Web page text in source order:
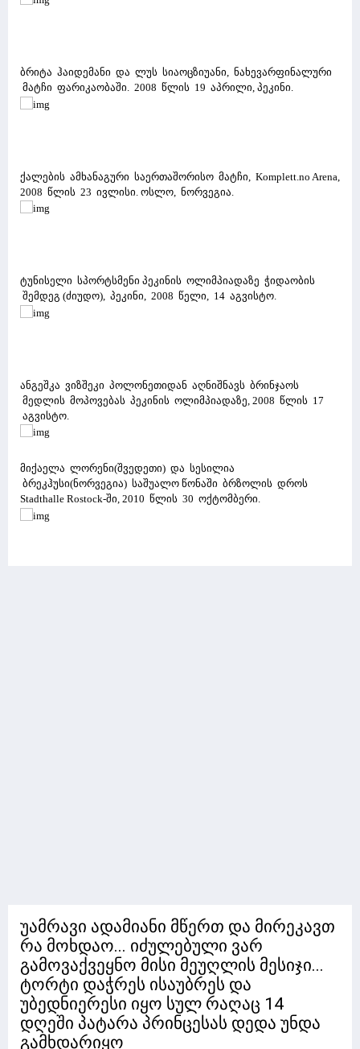
ბრიტა ჰაიდემანი და ლუს სიაოცზიუანი, ნახევარფინალური
მატჩი ფარიკაობაში. 2008 წლის 19 აპრილი, პეკინი.
ქალების ამხანაგური საერთაშორისო მატჩი, Komplett.no Arena,
2008 წლის 23 ივლისი. ოსლო, ნორვეგია.
ტუნისელი სპორტსმენი პეკინის ოლიმპიადაზე ჭიდაობის
შემდეგ (ძიუდო), პეკინი, 2008 წელი, 14 აგვისტო.
ანგეშკა ვიზშეკი პოლონეთიდან აღნიშნავს ბრინჯაოს
მედლის მოპოვებას პეკინის ოლიმპიადაზე, 2008 წლის 17
აგვისტო.
მიქაელა ლორენი(შვედეთი) და სესილია
ბრეკჰუსი(ნორვეგია) საშუალო წონაში ბრზოლის დროს
Stadthalle Rostock-ში, 2010 წლის 30 ოქტომბერი.
უამრავი ადამიანი მწერთ და მირეკავთ
რა მოხდაო... იძულებული ვარ
გამოვაქვეყნო მისი მეუღლის მესიჯი...
ტორტი დაჭრეს ისაუბრეს და
უბედნიერესი იყო სულ რაღაც 14
დღეში პატარა პრინცესას დედა უნდა
გამხდარიყო